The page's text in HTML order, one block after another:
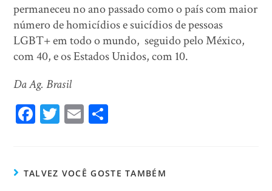
permaneceu no ano passado como o país com maior
número de homicídios e suicídios de pessoas
LGBT+ em todo o mundo, seguido pelo México,
com 40, e os Estados Unidos, com 10.
Da Ag. Brasil
Fa
ok
T
er
E
TALVEZ VOCÊ GOSTE TAMBÉM